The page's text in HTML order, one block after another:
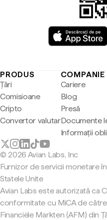
PRODUS
Țări
Comisioane
Cripto
Convertor valutar
COMPANIE
Cariere
Blog
Presă
Documente
Informații
© 2026 Avian Labs, Inc
Furnizor de servicii monetare
Statele Unite
Avian Labs este autorizată ca
conformitate cu MiCA de
Financiële Markten (AFM) din